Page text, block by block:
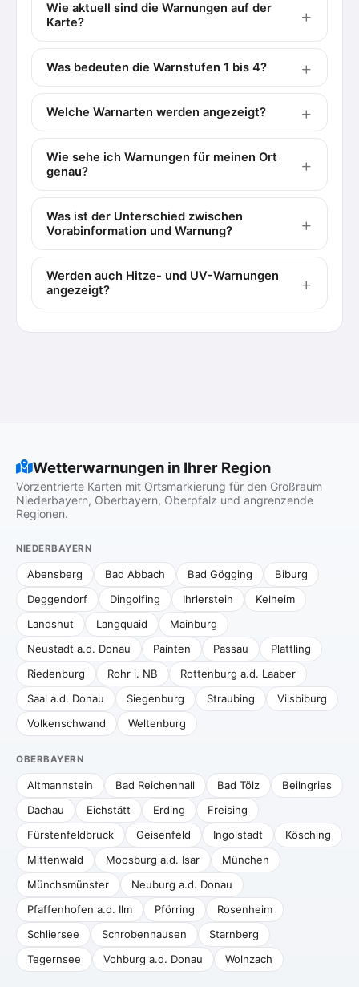
Wie aktuell sind die Warnungen auf der
Karte?
Was bedeuten die Warnstufen 1 bis 4?
Welche Warnarten werden angezeigt?
Wie sehe ich Warnungen für meinen Ort
genau?
Was ist der Unterschied zwischen
Vorabinformation und Warnung?
Werden auch Hitze- und UV-Warnungen
angezeigt?
Wetterwarnungen in Ihrer Region
Vorzentrierte Karten mit Ortsmarkierung für den Großraum
Niederbayern, Oberbayern, Oberpfalz und angrenzende
Regionen.
NIEDERBAYERN
Abensberg Bad Abbach Bad Gögging
Biburg
Deggendorf
Dingolfing Ihrlerstein
Kelheim
Landshut
Langquaid
Mainburg
Neustadt a.d. Donau
Painten Passau
Plattling
Riedenburg
Rohr i. NB
Rottenburg a.d. Laaber
Saal a.d. Donau
Siegenburg Straubing
Vilsbiburg
Volkenschwand
Weltenburg
OBERBAYERN
Altmannstein Bad Reichenhall Bad Tölz
Beilngries
Dachau
Eichstätt Erding
Freising
Fürstenfeldbruck
Geisenfeld Ingolstadt
Kösching
Mittenwald
Moosburg a.d. Isar
München
Münchsmünster
Neuburg a.d. Donau
Pfaffenhofen a.d. Ilm
Pförring
Rosenheim
Schliersee
Schrobenhausen
Starnberg
Tegernsee
Vohburg a.d. Donau Wolnzach